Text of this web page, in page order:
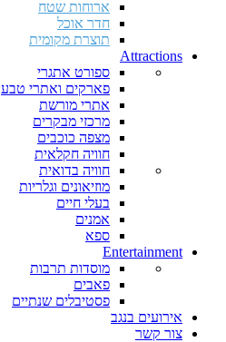
ארוחות שטח
חדר אוכל
תוצרת מקומית
Attractions
ספורט אתגרי
פארקים ואתרי טבע
אתרי מורשת
מרכזי מבקרים
מצפה כוכבים
חוויה חקלאית
חוויה בדואית
מוזיאונים וגלריות
בעלי חיים
אמנים
ספא
Entertainment
מוסדות תרבות
פאבים
פסטיבלים שנתיים
אירועים בנגב
צור קשר